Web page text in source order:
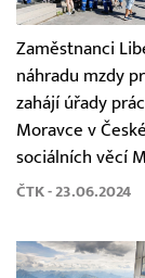
Zaměstnanci
náhradu mzdy
zahájí úřady
Moravce v
sociálních věcí
ČTK - 23.06.2024